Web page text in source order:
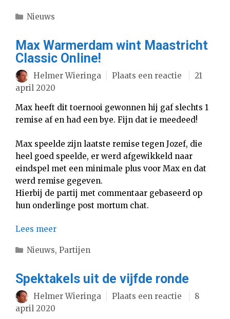
Categorieën
Nieuws
Max Warmerdam wint Maastricht
Classic Online!
Helmer Wieringa Plaats een reactie
21
april 2020
Max heeft dit toernooi gewonnen hij gaf slechts 1
remise af en had een bye. Fijn dat ie meedeed!
Max speelde zijn laatste remise tegen Jozef, die
heel goed speelde, er werd afgewikkeld naar
eindspel met een minimale plus voor Max en dat
werd remise gegeven.
Hierbij de partij met commentaar gebaseerd op
hun onderlinge post mortum chat.
Lees meer
Categorieën
Nieuws, Partijen
Spektakels uit de vijfde ronde
Helmer Wieringa Plaats een reactie
8
april 2020